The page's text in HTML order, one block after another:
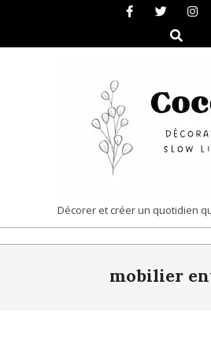
content
Search
COCON
|
DÉCORATION
Décorer et créer un quotidien
mobilier